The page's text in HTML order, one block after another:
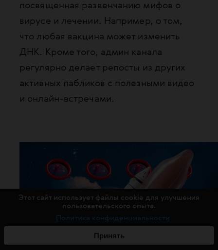
посвященная развенчанию мифов о
вирусе и лечении. Например, о том,
что любая вакцина может изменить
ДНК. Кроме того, админ канала
регулярно делает репосты из других
активных пабликов с полезными видео
и онлайн-встречами.
Этот сайт использует файлы cookie для улучшения
пользовательского опыта.
Политика конфиденциальности
Принять